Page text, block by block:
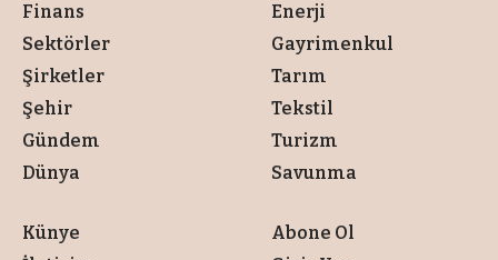
Finans
Sektörler
Şirketler
Şehir
Gündem
Dünya
Enerji
Gayrimenkul
Tarım
Tekstil
Turizm
Savunma
Künye
Abone Ol